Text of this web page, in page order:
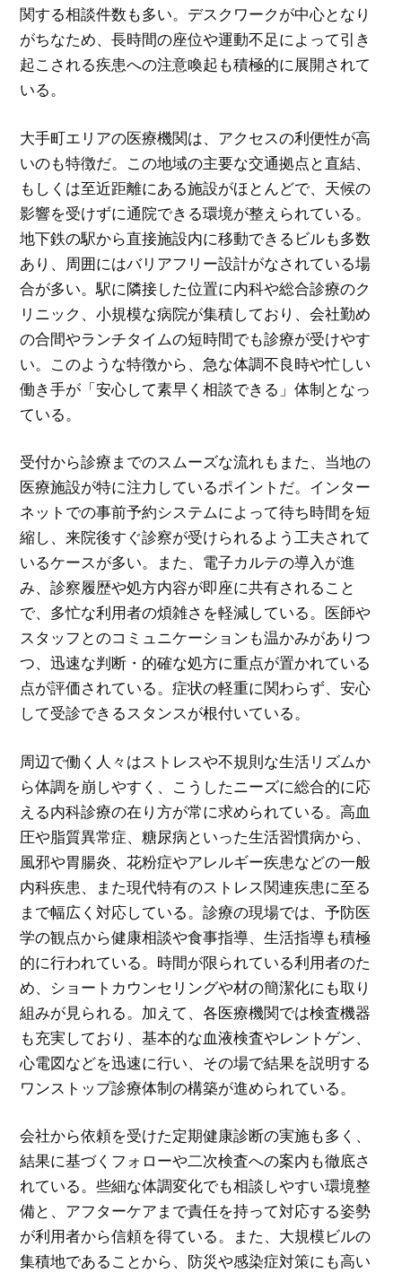
関する相談件数も多い。デスクワークが中心となり
がちなため、長時間の座位や運動不足によって引き
起こされる疾患への注意喚起も積極的に展開されて
いる。
大手町エリアの医療機関は、アクセスの利便性が高
いのも特徴だ。この地域の主要な交通拠点と直結、
もしくは至近距離にある施設がほとんどで、天候の
影響を受けずに通院できる環境が整えられている。
地下鉄の駅から直接施設内に移動できるビルも多数
あり、周囲にはバリアフリー設計がなされている場
合が多い。駅に隣接した位置に内科や総合診療のク
リニック、小規模な病院が集積しており、会社勤め
の合間やランチタイムの短時間でも診療が受けやす
い。このような特徴から、急な体調不良時や忙しい
働き手が「安心して素早く相談できる」体制となっ
ている。
受付から診療までのスムーズな流れもまた、当地の
医療施設が特に注力しているポイントだ。インター
ネットでの事前予約システムによって待ち時間を短
縮し、来院後すぐ診察が受けられるよう工夫されて
いるケースが多い。また、電子カルテの導入が進
み、診察履歴や処方内容が即座に共有されること
で、多忙な利用者の煩雑さを軽減している。医師や
スタッフとのコミュニケーションも温かみがありつ
つ、迅速な判断・的確な処方に重点が置かれている
点が評価されている。症状の軽重に関わらず、安心
して受診できるスタンスが根付いている。
周辺で働く人々はストレスや不規則な生活リズムか
ら体調を崩しやすく、こうしたニーズに総合的に応
える内科診療の在り方が常に求められている。高血
圧や脂質異常症、糖尿病といった生活習慣病から、
風邪や胃腸炎、花粉症やアレルギー疾患などの一般
内科疾患、また現代特有のストレス関連疾患に至る
まで幅広く対応している。診療の現場では、予防医
学の観点から健康相談や食事指導、生活指導も積極
的に行われている。時間が限られている利用者のた
め、ショートカウンセリングや材の簡潔化にも取り
組みが見られる。加えて、各医療機関では検査機器
も充実しており、基本的な血液検査やレントゲン、
心電図などを迅速に行い、その場で結果を説明する
ワンストップ診療体制の構築が進められている。
会社から依頼を受けた定期健康診断の実施も多く、
結果に基づくフォローや二次検査への案内も徹底さ
れている。些細な体調変化でも相談しやすい環境整
備と、アフターケアまで責任を持って対応する姿勢
が利用者から信頼を得ている。また、大規模ビルの
集積地であることから、防災や感染症対策にも高い